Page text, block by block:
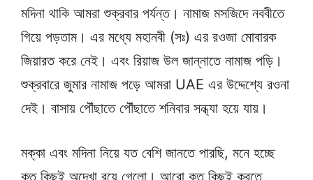
মদিনা থাকি আমরা শুক্রবার পর্যন্ত। নামাজ মসজিদে নববীতে
গিয়ে পড়তাম। এর মধ্যে মহানবী (সঃ) এর রওজা মোবারক
জিয়ারত করে নেই। এবং রিয়াজ উল জান্নাতে নামাজ পড়ি।
শুক্রবারে জুমার নামাজ পড়ে আমরা UAE এর উদ্দেশ্যে রওনা
দেই। বাসায় পৌঁছাতে পৌঁছাতে শনিবার সন্ধ্যা হয়ে যায়।
মক্কা এবং মদিনা নিয়ে যত বেশি জানতে পারছি, মনে হচ্ছে
কত কিছুই অদেখা রয়ে গেলো। আরো কত কিছুই করতে